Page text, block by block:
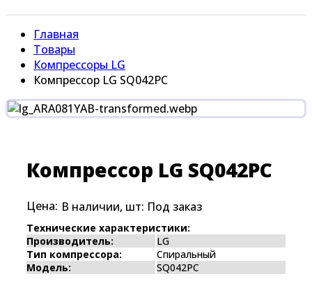
Главная
Товары
Компрессоры LG
Компрессор LG SQ042PC
Компрессор LG SQ042PC
Цена: В наличии, шт: Под заказ
Технические характеристики:
Производитель:
LG
Тип компрессора:
Спиральный
Модель:
SQ042PC